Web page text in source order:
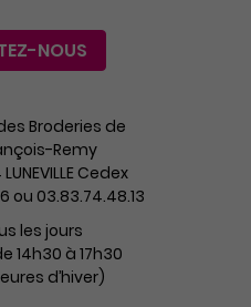
NOUS
Broderies de
Remy
Cedex
ou 03.83.74.48.13
les jours
14h30 à 17h30
d’hiver)